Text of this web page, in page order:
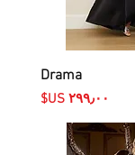
Drama
السعر